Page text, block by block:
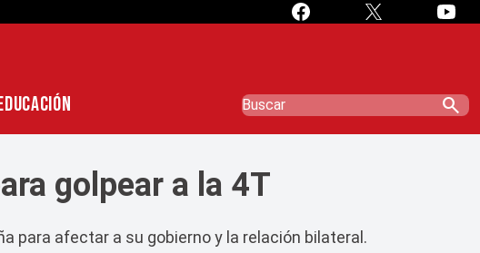
search
golpear a la 4T
para afectar a su gobierno y la relación bilateral.